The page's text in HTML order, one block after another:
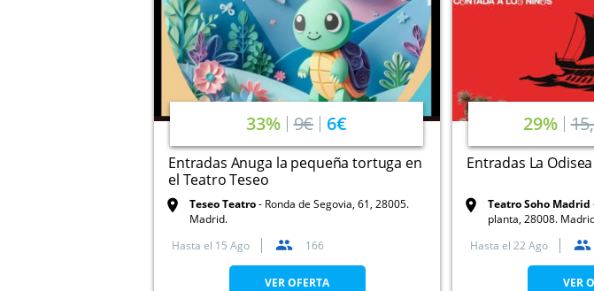
33% 9€ 6€
Entradas Anuga la pequeña tortuga en
el Teatro Teseo
Teseo Teatro
Ronda de Segovia, 61, 28005.
Madrid.
Hasta el 15 Ago 166
VER OFERTA
29%
Entradas La Odisea
Teatro Soho Madrid
planta, 28008.
Hasta el 22 Ago
VER